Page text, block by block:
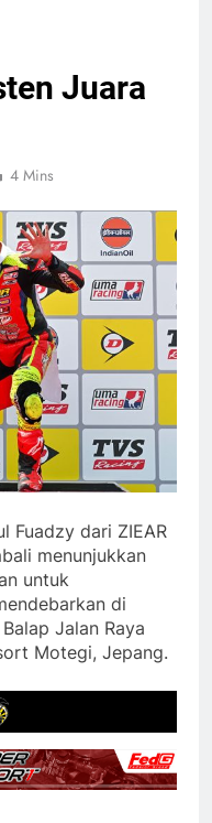
Juara
4 Mins
Fuadzy dari ZIEAR
menunjukkan
untuk
di
Jalan Raya
Motegi, Jepang.